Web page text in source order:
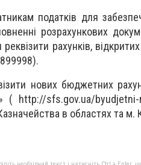
податків для
розрахункових
реквізити рахунків,
нових бюджетних
( http://sfs.gov.ua/
в областях та м.